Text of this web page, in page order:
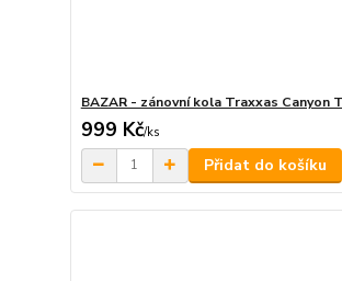
BAZAR - zánovní kola Traxxas Canyon
999 Kč/ks
Přidat do košíku